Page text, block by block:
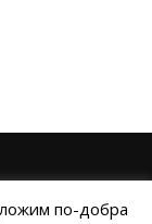
по-добра